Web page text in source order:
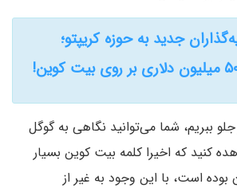
جدید به حوزه کریپتو؛
جلو ببریم، شما می‌توانید نگاهی به گوگل
کنید که اخیرا کلمه بیت کوین بسیار
است، با این وجود به غیر از